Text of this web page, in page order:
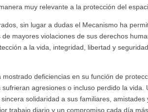
muy relevante a la protección del
sin lugar a dudas el Mecanismo ha
mayores violaciones de sus derechos
a la vida, integridad, libertad y
deficiencias en su función de
agresiones o incluso perdido la vida.
solidaridad a sus familiares,
trabajo diario y un compromiso cada día